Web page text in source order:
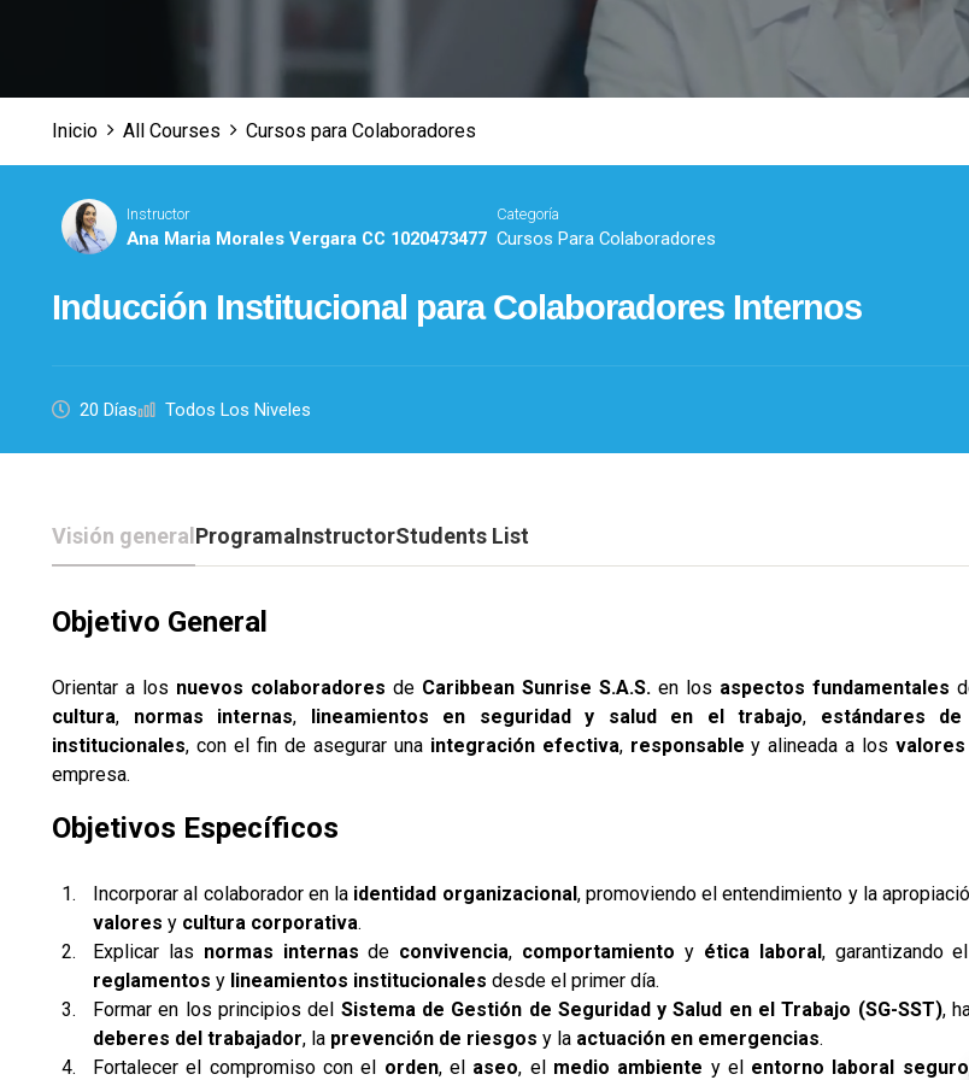
Inicio All Courses Cursos para Colaboradores
Instructor
Ana Maria Morales Vergara CC 1020473477
Categoría
Cursos Para Colaboradores
Inducción Institucional para Colaboradores Internos
20 Días Todos Los Niveles
Visión general ProgramaInstructorStudents List
Objetivo General
Orientar a los nuevos colaboradores de Caribbean Sunrise S.A.S. en los aspectos fundamentales
cultura, normas internas, lineamientos en seguridad y salud en el trabajo, estándares de
institucionales, con el fin de asegurar una integración efectiva, responsable y alineada a losvalores
empresa.
Objetivos Específicos
Incorporar al colaborador en la identidad organizacional , promoviendo el entendimiento y la
valores y cultura corporativa.
Explicar las normas internas de convivencia, comportamiento y ética laboral , garantizando
reglamentos y lineamientos institucionales desde el primer día.
Formar en los principios del Sistema de Gestión de Seguridad y Salud en el Trabajo (SG-SST),
deberes del trabajador, la prevención de riesgos y la actuación en emergencias.
Fortalecer el compromiso con el orden, el aseo, el medio ambiente y el entorno laboral seguro